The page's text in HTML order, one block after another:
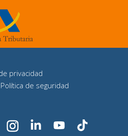
privacidad
Política de seguridad